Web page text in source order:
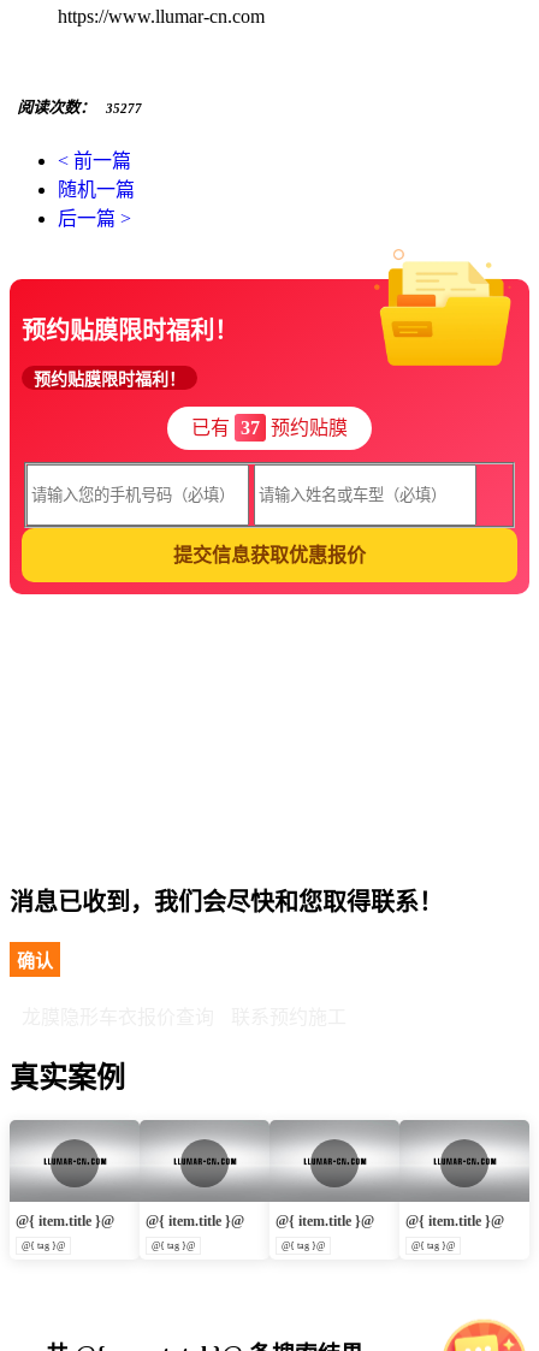
https://www.llumar-cn.com
阅读次数： 35277
< 前一篇
随机一篇
后一篇 >
预约贴膜限时福利！
预约贴膜限时福利！
已有 37 预约贴膜
提交信息获取优惠报价
消息已收到，我们会尽快和您取得联系！
确认
真实案例
@{ item.title }@
@{ tag }@
@{ item.title }@
@{ tag }@
@{ item.title }@
@{ tag }@
@{ item.title }@
@{ tag }@